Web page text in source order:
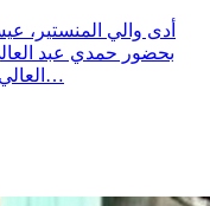
بحضور حمدي عبد
العالي ومعتمد المكنين والمكلّف بدائرة الشؤون…